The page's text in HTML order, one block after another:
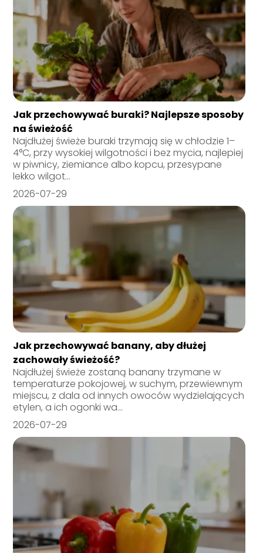
Jak przechowywać buraki? Najlepsze sposoby
na świeżość
Najdłużej świeże buraki trzymają się w chłodzie 1–
4°C, przy wysokiej wilgotności i bez mycia, najlepiej
w piwnicy, ziemiance albo kopcu, przesypane
lekko wilgot...
2026-07-29
Jak przechowywać banany, aby dłużej
zachowały świeżość?
Najdłużej świeże zostaną banany trzymane w
temperaturze pokojowej, w suchym, przewiewnym
miejscu, z dala od innych owoców wydzielających
etylen, a ich ogonki wa...
2026-07-29